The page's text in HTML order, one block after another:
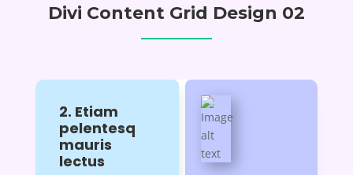
Divi Content Grid Design 02
2. Etiam
pelentesq
mauris
lectus